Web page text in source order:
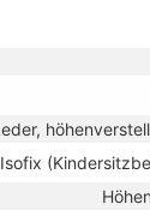
Isofix